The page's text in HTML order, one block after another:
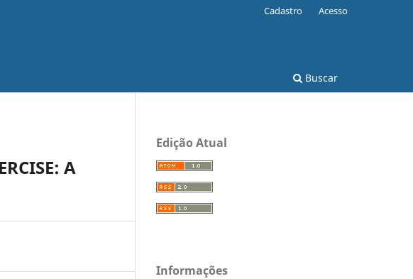
Buscar
Cadastro Acesso
A
Edição Atual
Informações